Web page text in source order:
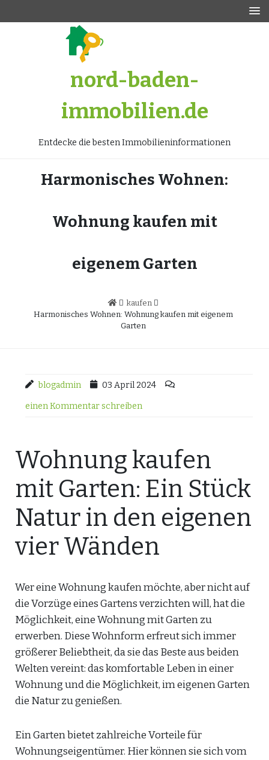
nord-baden-
immobilien.de
Entdecke die besten Immobilieninformationen
Harmonisches Wohnen:
Wohnung kaufen mit
eigenem Garten
kaufen
Harmonisches Wohnen: Wohnung kaufen mit eigenem
Garten
blogadmin 03 April 2024
einen Kommentar schreiben
Wohnung kaufen
mit Garten: Ein Stück
Natur in den eigenen
vier Wänden
Wer eine Wohnung kaufen möchte, aber nicht auf
die Vorzüge eines Gartens verzichten will, hat die
Möglichkeit, eine Wohnung mit Garten zu
erwerben. Diese Wohnform erfreut sich immer
größerer Beliebtheit, da sie das Beste aus beiden
Welten vereint: das komfortable Leben in einer
Wohnung und die Möglichkeit, im eigenen Garten
die Natur zu genießen.
Ein Garten bietet zahlreiche Vorteile für
Wohnungseigentümer. Hier können sie sich vom